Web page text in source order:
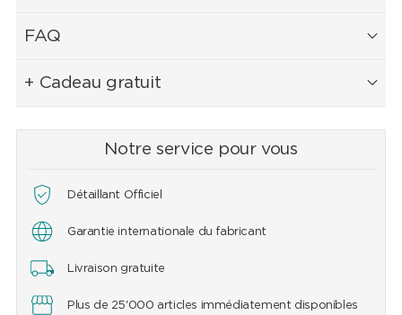
FAQ
+ Cadeau gratuit
Notre service pour vous
Détaillant Officiel
Garantie internationale du fabricant
Livraison gratuite
Plus de 25'000 articles immédiatement disponibles